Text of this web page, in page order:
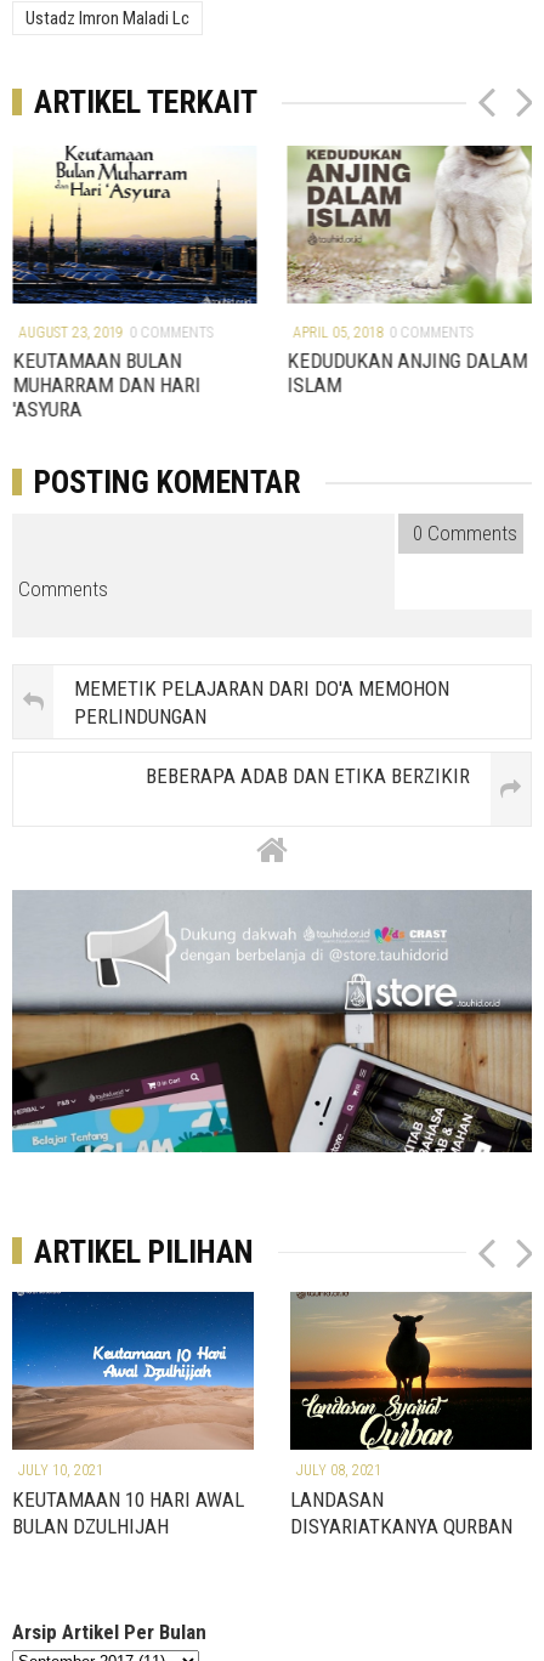
Ustadz Imron Maladi Lc
ARTIKEL TERKAIT
AUGUST 23, 2019 0 COMMENTS
KEUTAMAAN BULAN
MUHARRAM DAN HARI
'ASYURA
APRIL 05, 2018 0 COMMENTS
KEDUDUKAN ANJING DALAM
ISLAM
P
r
e
v
N
e
x
t
POSTING KOMENTAR
Comments
0 Comments
MEMETIK PELAJARAN DARI DO'A MEMOHON
PERLINDUNGAN
BEBERAPA ADAB DAN ETIKA BERZIKIR
ARTIKEL PILIHAN
JULY 10, 2021
KEUTAMAAN 10 HARI AWAL
BULAN DZULHIJAH
JULY 08, 2021
LANDASAN
DISYARIATKANYA QURBAN
P
r
e
v
N
e
x
t
Arsip Artikel Per Bulan